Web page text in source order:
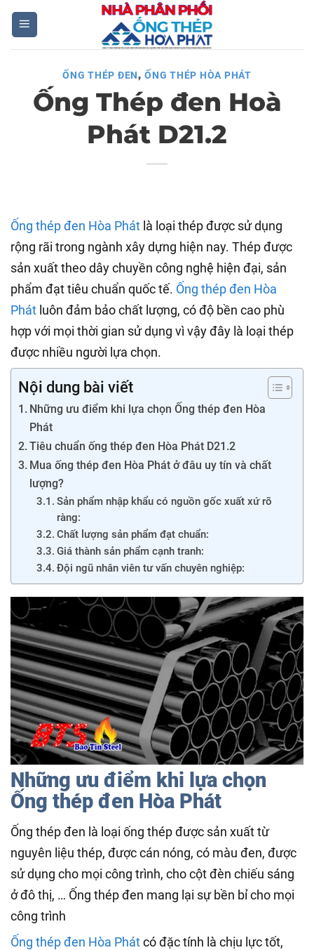
Skip
content
ỐNG THÉP ĐEN,ỐNG THÉP HÒA PHÁT
Ống Thép đen Hoà
Phát D21.2
Ống thép đen Hòa Phát là loại thép được sử dụng
rộng rãi trong ngành xây dựng hiện nay. Thép được
sản xuất theo dây chuyền công nghệ hiện đại, sản
phẩm đạt tiêu chuẩn quốc tế. Ống thép đen Hòa
Phát luôn đảm bảo chất lượng, có độ bền cao phù
hợp với mọi thời gian sử dụng vì vậy đây là loại thép
được nhiều người lựa chọn.
Nội dung bài viết
Những ưu điểm khi lựa chọn Ống thép đen Hòa
Phát
Tiêu chuẩn ống thép đen Hòa Phát D21.2
Mua ống thép đen Hòa Phát ở đâu uy tín và chất
lượng?
Sản phẩm nhập khẩu có nguồn gốc xuất xứ rõ
ràng:
Chất lượng sản phẩm đạt chuẩn:
Giá thành sản phẩm cạnh tranh:
Đội ngũ nhân viên tư vấn chuyên nghiệp:
Những ưu điểm khi lựa chọn
Ống thép đen Hòa Phát
Ống thép đen là loại ống thép được sản xuất từ
nguyên liệu thép, được cán nóng, có màu đen, được
sử dụng cho mọi công trình, cho cột đèn chiếu sáng
ở đô thị, … Ống thép đen mang lại sự bền bỉ cho mọi
công trình
Ống thép đen Hòa Phátcó đặc tính là chịu lực tốt,